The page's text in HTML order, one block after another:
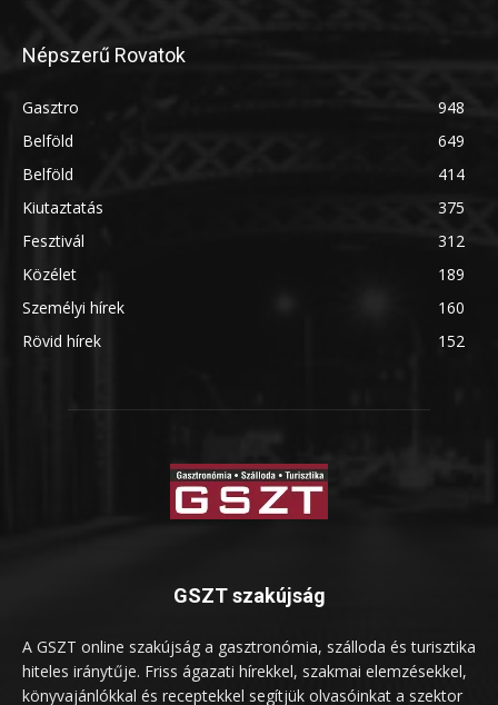
Népszerű Rovatok
Gasztro
948
Belföld
649
Belföld
414
Kiutaztatás
375
Fesztivál
312
Közélet
189
Személyi hírek
160
Rövid hírek
152
GSZT szakújság
A GSZT online szakújság a gasztronómia, szálloda és turisztika
hiteles iránytűje. Friss ágazati hírekkel, szakmai elemzésekkel,
könyvajánlókkal és receptekkel segítjük olvasóinkat a szektor